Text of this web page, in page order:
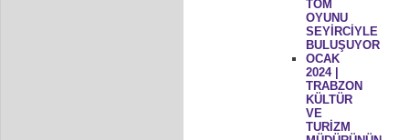
TOM
OYUNU
SEYİRCİYLE
BULUŞUYOR
OCAK
2024 |
TRABZON
KÜLTÜR
VE
TURİZM